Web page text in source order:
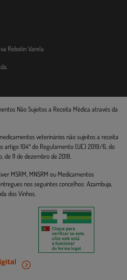
Rebotin Varela
Não Sujeitos a Receita Médica através da
veterinários não sujeitos a receita
artigo 104º do Regulamento (UE) 2019/6, do
11 de dezembro de 2018.
MSRM, MNSRM ou Medicamentos
nos seguintes concelhos: Azambuja,
dos Vinhos.